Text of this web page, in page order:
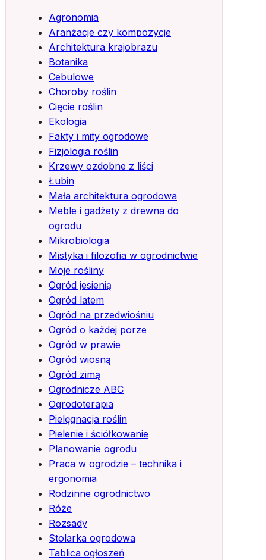
Agronomia
Aranżacje czy kompozycje
Architektura krajobrazu
Botanika
Cebulowe
Choroby roślin
Cięcie roślin
Ekologia
Fakty i mity ogrodowe
Fizjologia roślin
Krzewy ozdobne z liści
Łubin
Mała architektura ogrodowa
Meble i gadżety z drewna do
ogrodu
Mikrobiologia
Mistyka i filozofia w ogrodnictwie
Moje rośliny
Ogród jesienią
Ogród latem
Ogród na przedwiośniu
Ogród o każdej porze
Ogród w prawie
Ogród wiosną
Ogród zimą
Ogrodnicze ABC
Ogrodoterapia
Pielęgnacja roślin
Pielenie i ściółkowanie
Planowanie ogrodu
Praca w ogrodzie – technika i
ergonomia
Rodzinne ogrodnictwo
Róże
Rozsady
Stolarka ogrodowa
Tablica ogłoszeń